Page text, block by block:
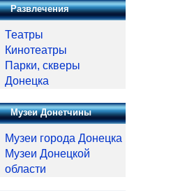
Развлечения
Театры
Кинотеатры
Парки, скверы
Донецка
Музеи Донетчины
Музеи города Донецка
Музеи Донецкой
области